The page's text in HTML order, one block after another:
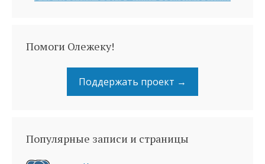
Помоги Олежеку!
Поддержать проект →
Популярные записи и страницы